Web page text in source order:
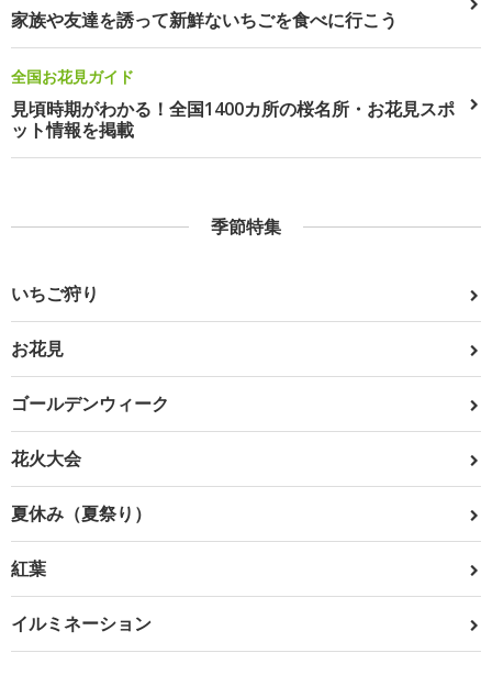
家族や友達を誘って新鮮ないちごを食べに行こう
全国お花見ガイド
見頃時期がわかる！全国1400カ所の桜名所・お花見スポ
ット情報を掲載
季節特集
いちご狩り
お花見
ゴールデンウィーク
花火大会
夏休み（夏祭り）
紅葉
イルミネーション